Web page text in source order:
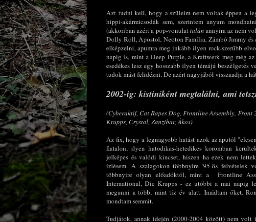
Azt tudni kell, hogy a szüleim nem voltak éppen a
hippi-akármicsodák sem, szerintem anyum
(akkoriban azért a pop-vonulattalán annyira az nem
Dolly Roll, Apostol, Neoton Família, Zámbó Jimmy és
elképzelni, apumra meg inkább ilyen rock-szerűbb
napig is, mint a Deep Purple, a Kraftwerk meg még
esedékes lesz egy hosszabb ilyen témájú beszélgetés
tudok mást felidézni. De azért nagyjából visszaadja a
2002-ig: kistiniként megtalálni, ami
(Cyberaktif, Cat Rapes Dog, Frontline Assembly,
Krupps, Crystal, Zanzibar, Ákos)
Az fix, hogy a legnagyobb hatást azok az aputól
fiatalon, ilyen hatodikas-hetedikes koromban
jelképes és valódi kincset, hiszen ha ezek nem
ízlésem. A szalagokon többnyire '95-ös
többnyire olyan előadóktól, mint a Frontline
International, Die Krupps - ez utóbbi a mai napig
megunni a több, mint tíz év alatt. Imádtam őket.
mondtam semmit.
Tudjátok, annak idején (2000-2004 között) nem